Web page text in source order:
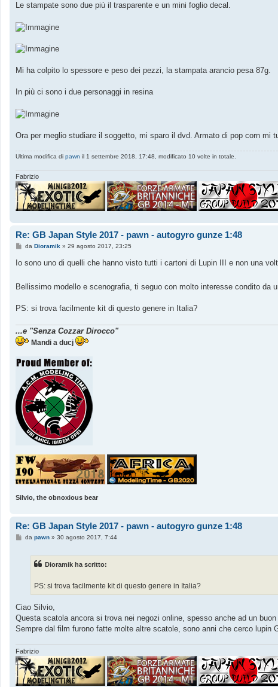
Le stampate sono due più il trasparente e un mini foglio decal.
Mi ha colpito lo spessore e peso dei pezzi, la stampata arancio pesa 87g.
In più ci sono i due personaggi in resina
Ora per meglio studiare il soggetto, mi sparo il dvd. Armato di pop corn mi
Ultima modifica di pawn il 1 settembre 2018, 17:48, modificato 10 volte in totale.
Fabrizio
Re: GB Japan Style 2017 - pawn - autogyro gunze 1:48
M
s
g
da Dioramik » 29 agosto 2017, 23:25
Io sono uno di quelli che hanno visto tutti i cartoni di Lupin III e non una
Bellissimo modello e scenografia, ti seguo con molto interesse condito da
PS: si trova facilmente kit di questo genere in Italia?
...e "Senza Cozzar Dirocco"
Mandi a ducj
Silvio, the obnoxious bear
Re: GB Japan Style 2017 - pawn - autogyro gunze 1:48
Mda pawn» 30 agosto 2017, 7:44
Dioramik ha scritto:
PS: si trova facilmente kit di questo genere in Italia?
Ciao Silvio,
Questa scatola ancora si trova nei negozi online, spesso anche ad un buon
Sempre dal film furono fatte molte altre scatole, sono anni che cerco lupin
Fabrizio